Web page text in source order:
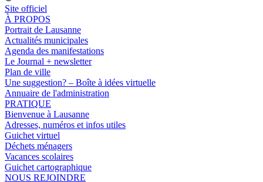
Site officiel
À PROPOS
Portrait de Lausanne
Actualités municipales
Agenda des manifestations
Le Journal + newsletter
Plan de ville
Une suggestion? – Boîte à idées virtuelle
Annuaire de l'administration
PRATIQUE
Bienvenue à Lausanne
Adresses, numéros et infos utiles
Guichet virtuel
Déchets ménagers
Vacances scolaires
Guichet cartographique
NOUS REJOINDRE